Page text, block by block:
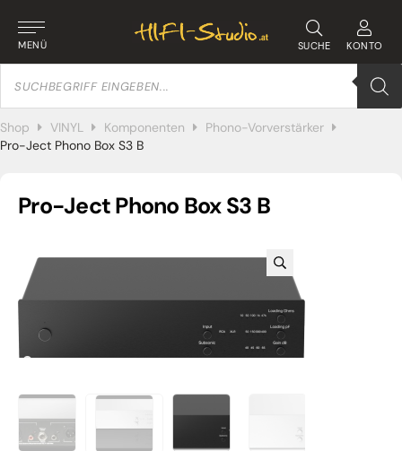
MENÜ SUCHE KONTO
Products
search
Shop VINYL Komponenten
Phono-Vorverstärker
Pro-Ject Phono Box S3 B
Pro-Ject Phono Box S3 B